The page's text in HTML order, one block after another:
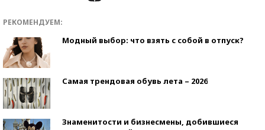
РЕКОМЕНДУЕМ:
Модный выбор: что взять с собой в отпуск?
Самая трендовая обувь лета – 2026
Знаменитости и бизнесмены, добившиеся